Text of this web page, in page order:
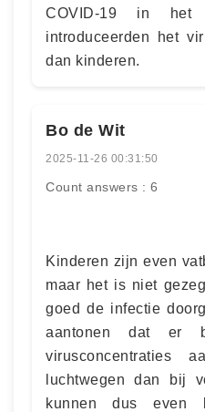
COVID-19 in het
introduceerden het
dan kinderen.
Bo de Wit
2025-11-26 00:31:50
Count answers : 6
Kinderen zijn even
maar het is niet
goed de infectie
aantonen dat er
virusconcentraties
luchtwegen dan bij
kunnen dus even